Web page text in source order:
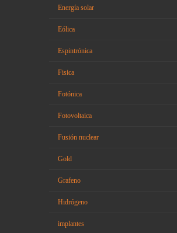
Energía solar
Eólica
Espintrónica
Fisica
Fotónica
Fotovoltaica
Fusión nuclear
Gold
Grafeno
Hidrógeno
implantes